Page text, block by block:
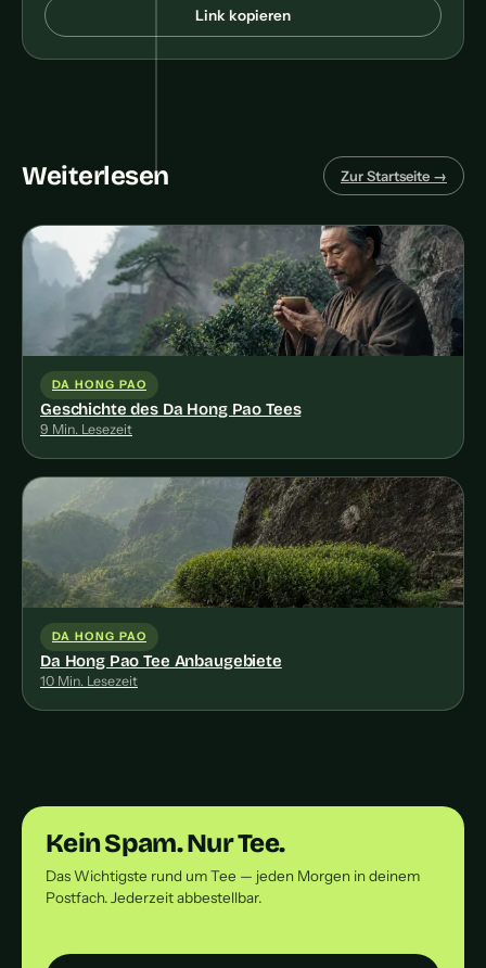
Genussfaktor
Grund für
diesen
Link kopieren
Weiterlesen Zur Startseite →
DA HONG PAO
Geschichte des Da Hong Pao Tees
9 Min. Lesezeit
DA HONG PAO
Da Hong Pao Tee Anbaugebiete
10 Min. Lesezeit
Kein Spam. Nur Tee.
Das Wichtigste rund um Tee — jeden Morgen in deinem
Postfach. Jederzeit abbestellbar.